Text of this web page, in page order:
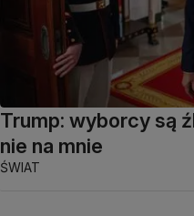
Trump: wyborcy są
nie na mnie
ŚWIAT